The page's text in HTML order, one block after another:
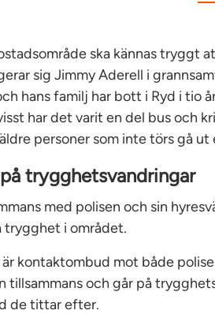
ska kännas tryggt
sig Jimmy Aderell i
hans familj har bott i Ryd i tio
har det varit en del bus och
personer som inte törs gå
trygghetsvandringar
med polisen och sin
trygghet i området.
kontaktombud mot både
tillsammans och går på
de tittar efter.